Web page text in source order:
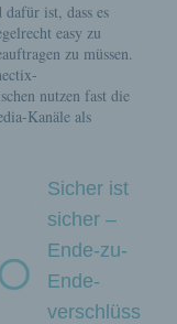
ist, dass es
easy zu
zu müssen.
nutzen fast die
Kanäle als
Sicher ist
sicher –
Ende-zu-
Ende-
verschlüss